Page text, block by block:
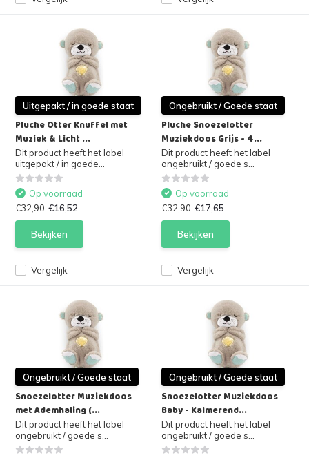
Uitgepakt / in goede staat
Pluche Otter Knuffel met
Muziek & Licht ...
Dit product heeft het label
uitgepakt / in goede...
Vergelijk
Op voorraad
€32,90 €16,52
Bekijken
Ongebruikt / Goede staat
Pluche Snoezelotter
Muziekdoos Grijs - 4...
Dit product heeft het label
ongebruikt / goede s...
Vergelijk
Op voorraad
€32,90 €17,65
Bekijken
Ongebruikt / Goede staat
Snoezelotter Muziekdoos
met Ademhaling (...
Dit product heeft het label
ongebruikt / goede s...
Ongebruikt / Goede staat
Snoezelotter Muziekdoos
Baby - Kalmerend...
Dit product heeft het label
ongebruikt / goede s...